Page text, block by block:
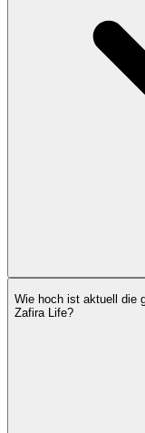
Wie hoch ist aktuell die
Zafira Life?